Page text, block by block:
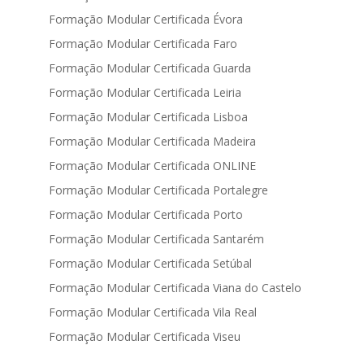
Formação Modular Certificada Évora
Formação Modular Certificada Faro
Formação Modular Certificada Guarda
Formação Modular Certificada Leiria
Formação Modular Certificada Lisboa
Formação Modular Certificada Madeira
Formação Modular Certificada ONLINE
Formação Modular Certificada Portalegre
Formação Modular Certificada Porto
Formação Modular Certificada Santarém
Formação Modular Certificada Setúbal
Formação Modular Certificada Viana do Castelo
Formação Modular Certificada Vila Real
Formação Modular Certificada Viseu